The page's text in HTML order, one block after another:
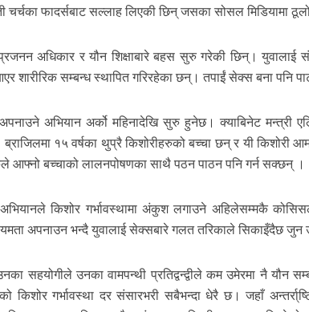
फादर्सबाट सल्लाह लिएकी छिन् जसका सोसल मिडियामा
अधिकार र यौन शिक्षाबारे बहस सुरु गरेकी छिन्। युवालाई
शारीरिक सम्बन्ध स्थापित गरिरहेका छन्। तपाईं सेक्स बना पनि
अभियान अर्को महिनादेखि सुरु हुनेछ। क्याबिनेट मन्त्री
१५ वर्षका थुप्रै किशोरीहरुको बच्चा छन् र यी किशोरी
आफ्नो बच्चाको लालनपोषणका साथै पठन पाठन पनि गर्न सक्छन् ।
किशोर गर्भावस्थामा अंकुश लगाउने अहिलेसम्मकै
अपनाउन भन्दै युवालाई सेक्सबारे गलत तरिकाले सिकाइँदैछ जुन
सहयोगीले उनका वामपन्थी प्रतिद्वन्द्वीले कम उमेरमा नै यौन
किशोर गर्भावस्था दर संसारभरी सबैभन्दा धेरै छ। जहाँ